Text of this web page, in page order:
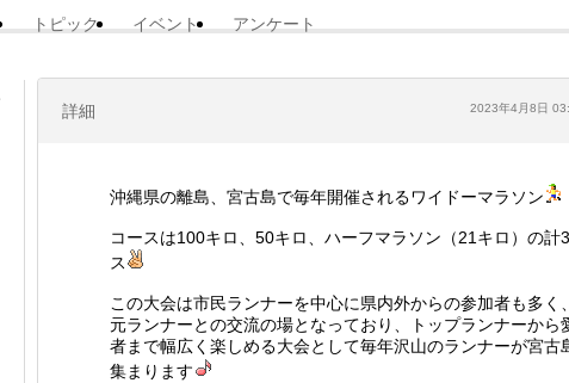
トピック イベント アンケート
詳細 2023年4月8日
沖縄県の離島、宮古島で毎年開催されるワイドーマラソン
コースは100キロ、50キロ、ハーフマラソン（21キロ）の計
ス
この大会は市民ランナーを中心に県内外からの参加者も多く
元ランナーとの交流の場となっており、トップランナーから
者まで幅広く楽しめる大会として毎年沢山のランナーが宮古
集まります